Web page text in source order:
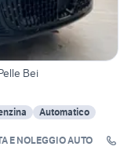
Bei
Automatico
E NOLEGGIO AUTO